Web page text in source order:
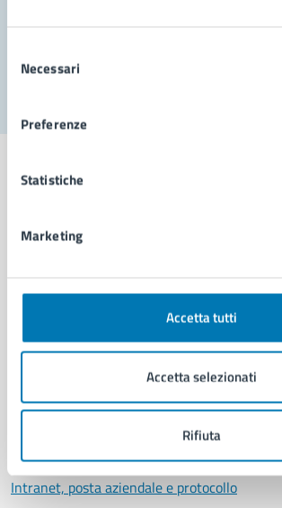
delNecessari
Preferenze
Statistiche
Marketing
Accetta tutti
Accetta selezionati
Rifiuta
Comune di Napoli
AMMINISTRAZIONE
Organi di governo
Municipalità
Enti e fondazioni
Documenti e dati
Intranet, posta aziendale e protocollo